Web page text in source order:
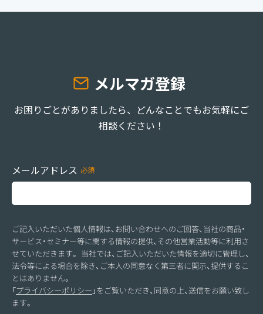
メルマガ登録
お困りごとがありましたら、どんなことでもお気軽にご
相談ください！
メールアドレス
ご記入いただいた個人情報は、お問い合わせへのご回答、当社の商品・
サービス・セミナー等に関する情報の提供、その他営業活動等に利用さ
せていただきます。 当社では、ご記入いただいた情報を適切に管理し、
法令等による場合を除き、ご本人の同意なく第三者に開示、提供するこ
とはありません。
「プライバシーポリシー 」をご覧いただき、同意の上、送信をお願い致し
ます。